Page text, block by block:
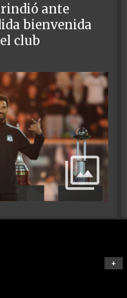
rindió ante
bienvenida
club
+